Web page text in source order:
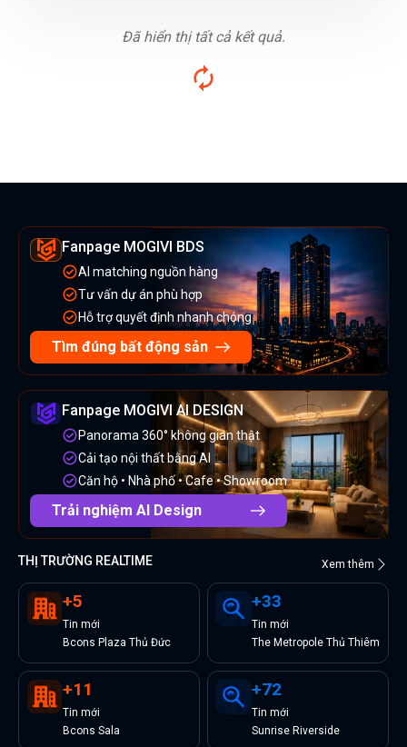
Đã hiển thị tất cả kết quả.
Fanpage MOGIVI BDS
AI matching nguồn hàng
Tư vấn dự án phù hợp
Hỗ trợ quyết định nhanh chóng
Tìm đúng bất động sản
Fanpage MOGIVI AI DESIGN
Panorama 360° không gian thật
Cải tạo nội thất bằng AI
Căn hộ • Nhà phố • Cafe • Showroom
Trải nghiệm AI Design
THỊ TRƯỜNG REALTIME Xem thêm
+5
Tin mới
Bcons Plaza Thủ Đức
+33
Tin mới
The Metropole Thủ Thiêm
+11
Tin mới
Bcons Sala
+72
Tin mới
Sunrise Riverside